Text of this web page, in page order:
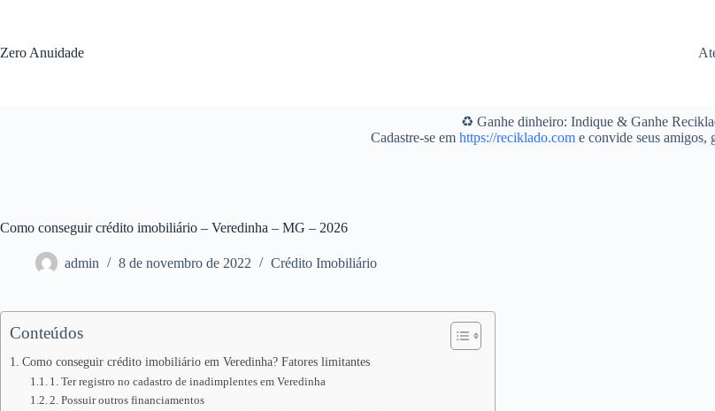
conteúdo
Zero Anuidade
♻️ Ganhe dinheiro: Indique & Ganhe
Cadastre-se em https://reciklado.come convide seus amigos,
Como conseguir crédito imobiliário – Veredinha – MG – 2026
admin 8 de novembro de 2022 Crédito Imobiliário
Conteúdos
Como conseguir crédito imobiliário em Veredinha? Fatores limitantes
1. Ter registro no cadastro de inadimplentes em Veredinha
2. Possuir outros financiamentos